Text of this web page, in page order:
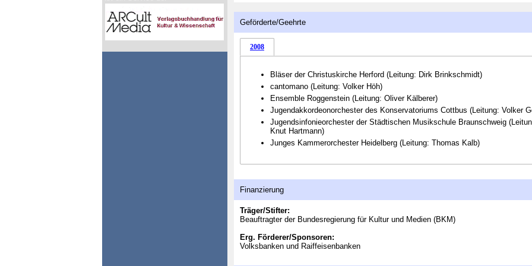
Geförderte/Geehrte
2008
Bläser der Christuskirche Herford (Leitung: Dirk Brinkschmidt)
cantomano (Leitung: Volker Höh)
Ensemble Roggenstein (Leitung: Oliver Kälberer)
Jugendakkordeonorchester des Konservatoriums Cottbus (Leitung: Volker
Jugendsinfonieorchester der Städtischen Musikschule Braunschweig
Knut Hartmann)
Junges Kammerorchester Heidelberg (Leitung: Thomas Kalb)
Finanzierung
Träger/Stifter:
Beauftragter der Bundesregierung für Kultur und Medien (BKM)
Erg. Förderer/Sponsoren:
Volksbanken und Raiffeisenbanken